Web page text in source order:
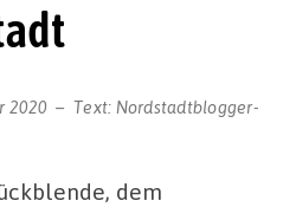
2020 Text: Nordstadtblogger-
dem